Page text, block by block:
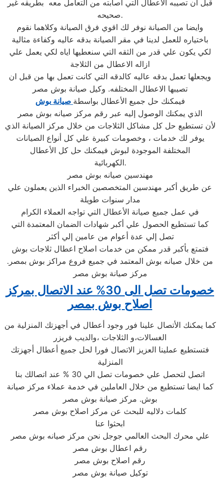
قبل ان تصيبه الاعطال التي اصابته من التعامل معه بطريقه غير
صحيحه.
وايضا من الصيانة نوفر لك اقوي فرق الصيانة وكلاهما نقوم
باختياره للعمل لدينا في مقر الصيانة بدقه عاليه وكفاءة مثالية
لكي يكون علي قدر من الثقه التي سنعطيها اياه لكي يعمل علي
ازاله الاعطال من الثلاجة
ويجعلها تعمل بدقه عاليه كالدقه التي كانت تعمل بها من قبل ان
تصيبها الاعطال المختلفه. وكيل صيانة بوش مصر
فيمكنك حل جميع الأعطال بواسطة صيانة بوش
الذي يمكنك الوصول إليه عبر رقم مركز صيانه بوش مصر
لأن تستطيع حل كل مشاكل الثلاجات من خلال مركز الصيانة الذي
يوفر لك خدمات ، وخصومات كبيرة علي كل أنواع الصيانات
المختلفة الموجودة لبوش فيمكنك حل كل الأعطال
الكهربائية.
مهندسين صيانه بوش مصر
عن طريق أكبر مهندسين المتخصصين الخبراء الذين يعملون علي
مدار سنوات طويلة
في عمل جميع صيانة الأعطال التي تواجه العملاء الكرام
كما تستطيع الحصول علي أكبر شهادات الضمان المعتمدة التي
تصل إلي عدة أعوام من عامين إلي أكثر
فتمتع بأكبر قدر ممكن من خدمات اصلاح اعطال ثلاجات بوش
من خلال صيانه بوش المعتمد في جميع فروع مراكز بوش بمصر.
مركز صيانة بوش مصر
خصومات تصل الى 30% عند الاتصال بمركز
اصلاح بوش بمصر
كما يمكنك الأتصال علينا فور وجود أعطال في أجهزتك المنزلية من
الغسالات،و الثلاجات ،والديب فريزر
فتستطيع عملينا العزيز الاتصال فورا لحل جميع أعطال أجهزتك
المنزلية
اتصل لتحصل علي خصومات تصل الي 30 % عند اتصالك بنا
كما ايضا تستطيع من خلال العاملين في خدمة عملاء مركز صيانة
بوش. مركز صيانة بوش مصر
كلمات دلاليه للبحث عن مركز اصلاح بوش مصر
ابحثوا عنا
علي محرك البحث العالمي جوجل نحن مركز صيانه بوش مصر
رقم اعطال بوش مصر
رقم اصلاح بوش مصر
توكيل صيانة بوش مصر